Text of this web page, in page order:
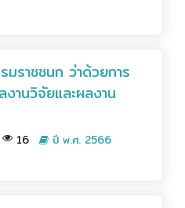
มราชชนก ว่าด้วยการ
านวิจัยและผลงาน
16 ปี พ.ศ. 2566